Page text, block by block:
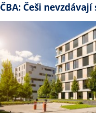
ČBA: Češi